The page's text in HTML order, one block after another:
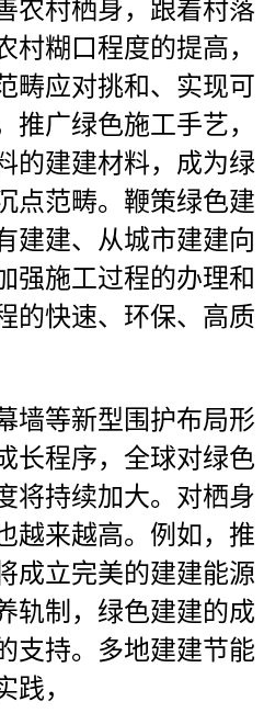
农村栖身，跟着村落
村糊口程度的提高，
畴应对挑和、实现可
推广绿色施工手艺，
的建建材料，成为绿
点范畴。鞭策绿色建
建建、从城市建建向
强施工过程的办理和
的快速、环保、高质
等新型围护布局形
长程序，全球对绿色
将持续加大。对栖身
越来越高。例如，推
成立完美的建建能源
轨制，绿色建建的成
支持。多地建建节能
践，